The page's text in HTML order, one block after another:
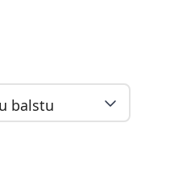
balstu